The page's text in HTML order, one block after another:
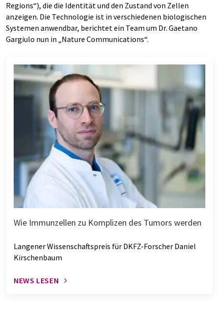
Regions“), die die Identität und den Zustand von Zellen
anzeigen. Die Technologie ist in verschiedenen biologischen
Systemen anwendbar, berichtet ein Team um Dr. Gaetano
Gargiulo nun in „Nature Communications“.
Wie Immunzellen zu Komplizen des Tumors werden
Langener Wissenschaftspreis für DKFZ-Forscher Daniel
Kirschenbaum
NEWS LESEN